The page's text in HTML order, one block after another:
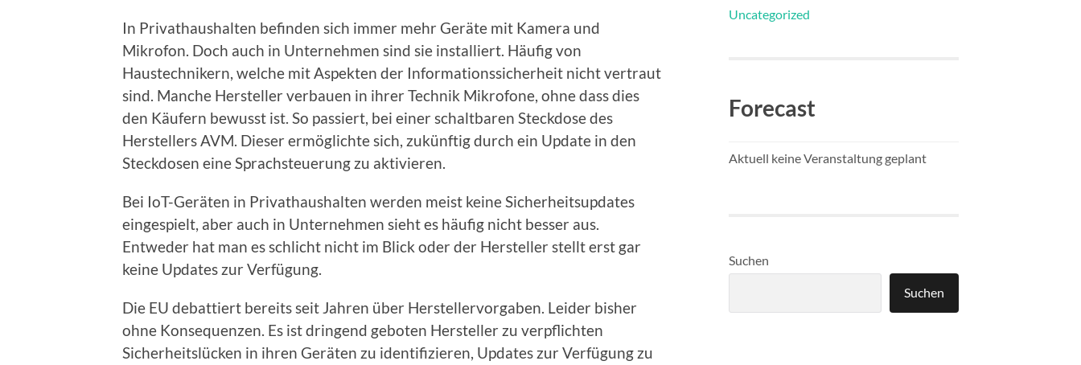
In Privathaushalten befinden sich immer mehr Geräte mit Kamera und
Mikrofon. Doch auch in Unternehmen sind sie installiert. Häufig von
Haustechnikern, welche mit Aspekten der Informationssicherheit nicht vertraut
sind. Manche Hersteller verbauen in ihrer Technik Mikrofone, ohne dass dies
den Käufern bewusst ist. So passiert, bei einer schaltbaren Steckdose des
Herstellers AVM. Dieser ermöglichte sich, zukünftig durch ein Update in den
Steckdosen eine Sprachsteuerung zu aktivieren.
Bei IoT-Geräten in Privathaushalten werden meist keine Sicherheitsupdates
eingespielt, aber auch in Unternehmen sieht es häufig nicht besser aus.
Entweder hat man es schlicht nicht im Blick oder der Hersteller stellt erst gar
keine Updates zur Verfügung.
Die EU debattiert bereits seit Jahren über Herstellervorgaben. Leider bisher
ohne Konsequenzen. Es ist dringend geboten Hersteller zu verpflichten
Sicherheitslücken in ihren Geräten zu identifizieren, Updates zur Verfügung zu
Uncategorized
Forecast
Aktuell keine Veranstaltung geplant
Suchen
Suchen